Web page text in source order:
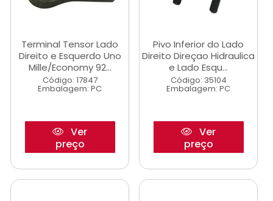
Terminal Tensor Lado
Direito e Esquerdo Uno
Mille/Economy 92...
Código: 17847
Embalagem: PC
Ver
preço
Pivo Inferior do Lado
Direito Direçao Hidraulica
e Lado Esqu...
Código: 35104
Embalagem: PC
Ver
preço